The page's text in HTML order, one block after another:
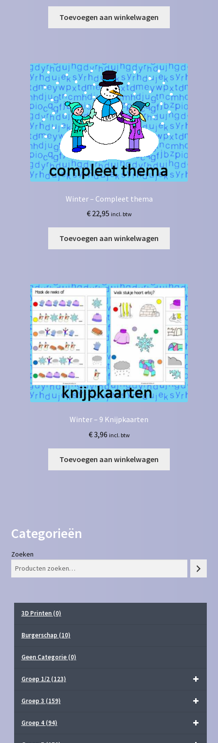
Toevoegen aan winkelwagen
Winter – Compleet thema
€22,95 incl. btw
Toevoegen aan winkelwagen
Winter – 9 Knijpkaarten
€3,96 incl. btw
Toevoegen aan winkelwagen
Categorieën
Zoeken
3D Printen (0)
Burgerschap (10)
Geen Categorie (0)
Groep 1/2 (123)
Groep 3 (159)
Groep 4 (94)